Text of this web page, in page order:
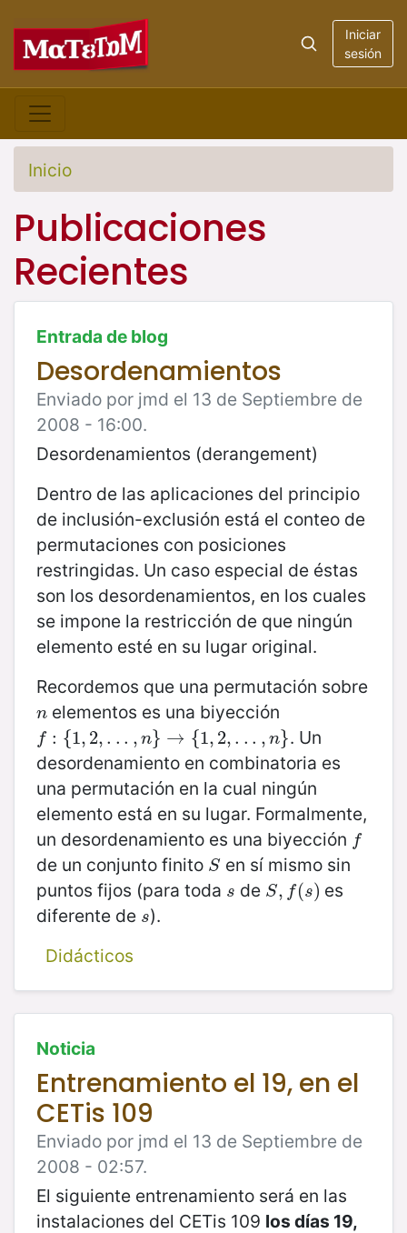
Iniciar
sesión
Inicio
Publicaciones
Recientes
Entrada de blog
Desordenamientos
Enviado por jmd el 13 de Septiembre de
2008 - 16:00.
Desordenamientos (derangement)
Dentro de las aplicaciones del principio
de inclusión-exclusión está el conteo de
permutaciones con posiciones
restringidas. Un caso especial de éstas
son los desordenamientos, en los cuales
se impone la restricción de que ningún
elemento esté en su lugar original.
Recordemos que una permutación sobre
n
n elementos es una biyección
f : {1, 2, . . . , n} → {1, 2, . . . , n}
f: {1 ,2,. .,n} → {1,2 ...,n}
. Un
desordenamiento en combinatoria es
una permutación en la cual ningún
elemento está en su lugar. Formalmente,
un desordenamiento es una biyección f
f
de un conjunto finito S
S en sí mismo sin
puntos fijos (para toda s
s de S, f(s)
S,f (s)
es
diferente de s
s).
Didácticos
Noticia
Entrenamiento el 19, en el
CETis 109
Enviado por jmd el 13 de Septiembre de
2008 - 02:57.
El siguiente entrenamiento será en las
instalaciones del CETis 109 los días 19,